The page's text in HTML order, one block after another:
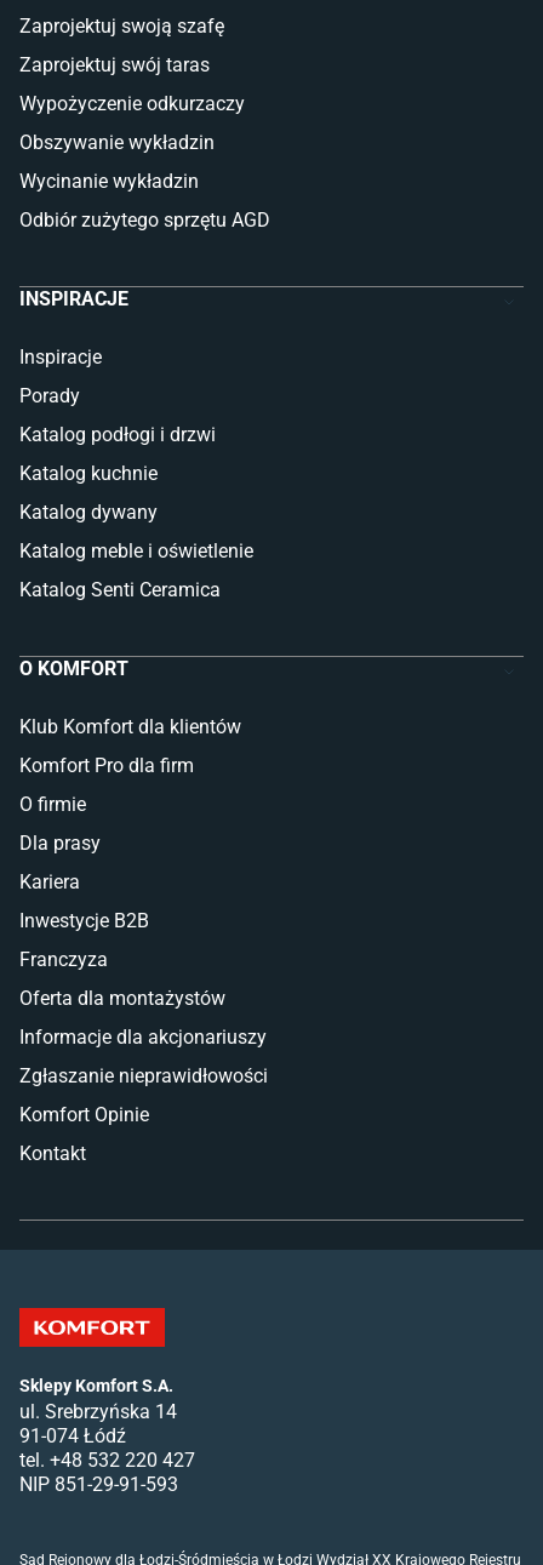
Zaprojektuj swoją szafę
Zaprojektuj swój taras
Wypożyczenie odkurzaczy
Obszywanie wykładzin
Wycinanie wykładzin
Odbiór zużytego sprzętu AGD
INSPIRACJE
Inspiracje
Porady
Katalog podłogi i drzwi
Katalog kuchnie
Katalog dywany
Katalog meble i oświetlenie
Katalog Senti Ceramica
O KOMFORT
Klub Komfort dla klientów
Komfort Pro dla firm
O firmie
Dla prasy
Kariera
Inwestycje B2B
Franczyza
Oferta dla montażystów
Informacje dla akcjonariuszy
Zgłaszanie nieprawidłowości
Komfort Opinie
Kontakt
Sklepy Komfort S.A.
ul. Srebrzyńska 14
91-074 Łódź
tel. +48 532 220 427
NIP 851-29-91-593
Sąd Rejonowy dla Łodzi-Śródmieścia w Łodzi Wydział XX Krajowego Rejestru